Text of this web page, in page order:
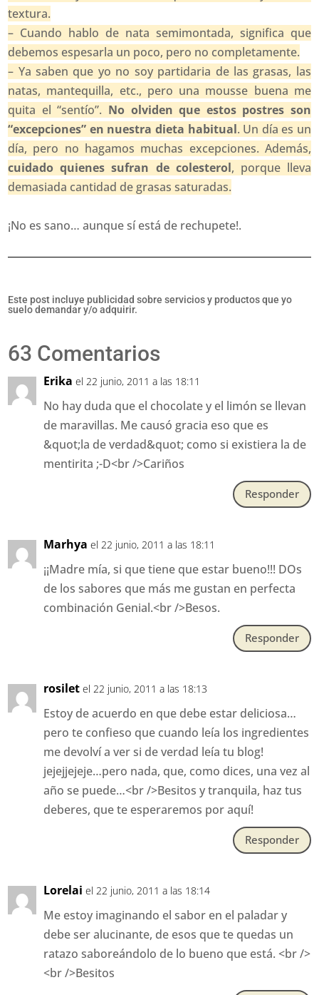
textura.
– Cuando hablo de nata semimontada, significa que
debemos espesarla un poco, pero no completamente.
– Ya saben que yo no soy partidaria de las grasas, las
natas, mantequilla, etc., pero una mousse buena me
quita el “sentío”. No olviden que estos postres son
“excepciones” en nuestra dieta habitual. Un día es un
día, pero no hagamos muchas excepciones. Además,
cuidado quienes sufran de colesterol, porque lleva
demasiada cantidad de grasas saturadas.
¡No es sano… aunque sí está de rechupete!.
Este post incluye publicidad sobre servicios y productos que yo
suelo demandar y/o adquirir.
63 Comentarios
Erika el 22 junio, 2011 a las 18:11
No hay duda que el chocolate y el limón se llevan
de maravillas. Me causó gracia eso que es
&quot;la de verdad&quot; como si existiera la de
mentirita ;-D<br />Cariños
Responder
Marhya el 22 junio, 2011 a las 18:11
¡¡Madre mía, si que tiene que estar bueno!!! DOs
de los sabores que más me gustan en perfecta
combinación Genial.<br />Besos.
Responder
rosilet el 22 junio, 2011 a las 18:13
Estoy de acuerdo en que debe estar deliciosa…
pero te confieso que cuando leía los ingredientes
me devolví a ver si de verdad leía tu blog!
jejejjejeje…pero nada, que, como dices, una vez al
año se puede…<br />Besitos y tranquila, haz tus
deberes, que te esperaremos por aquí!
Responder
Lorelai el 22 junio, 2011 a las 18:14
Me estoy imaginando el sabor en el paladar y
debe ser alucinante, de esos que te quedas un
ratazo saboreándolo de lo bueno que está. <br />
<br />Besitos